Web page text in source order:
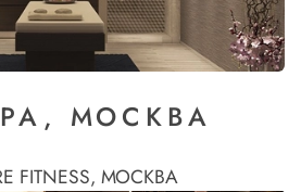
МОСКВА
FITNESS, МОСКВА